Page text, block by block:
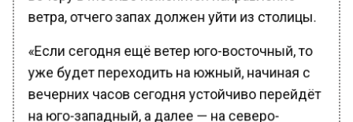
ветра, отчего запах должен уйти из столицы.
«Если сегодня ещё ветер юго-восточный, то
уже будет переходить на южный, начиная с
вечерних часов сегодня устойчиво перейдёт
на юго-западный, а далее — на северо-